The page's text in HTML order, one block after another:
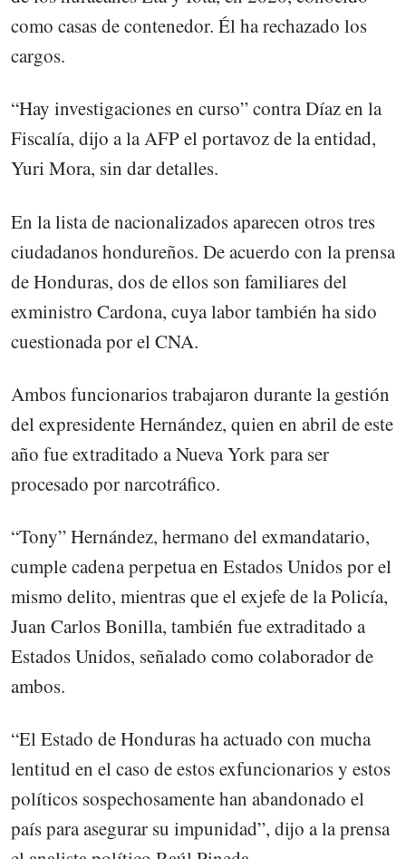
como casas de contenedor. Él ha rechazado los
cargos.
“Hay investigaciones en curso” contra Díaz en la
Fiscalía, dijo a la AFP el portavoz de la entidad,
Yuri Mora, sin dar detalles.
En la lista de nacionalizados aparecen otros tres
ciudadanos hondureños. De acuerdo con la prensa
de Honduras, dos de ellos son familiares del
exministro Cardona, cuya labor también ha sido
cuestionada por el CNA.
Ambos funcionarios trabajaron durante la gestión
del expresidente Hernández, quien en abril de este
año fue extraditado a Nueva York para ser
procesado por narcotráfico.
“Tony” Hernández, hermano del exmandatario,
cumple cadena perpetua en Estados Unidos por el
mismo delito, mientras que el exjefe de la Policía,
Juan Carlos Bonilla, también fue extraditado a
Estados Unidos, señalado como colaborador de
ambos.
“El Estado de Honduras ha actuado con mucha
lentitud en el caso de estos exfuncionarios y estos
políticos sospechosamente han abandonado el
país para asegurar su impunidad”, dijo a la prensa